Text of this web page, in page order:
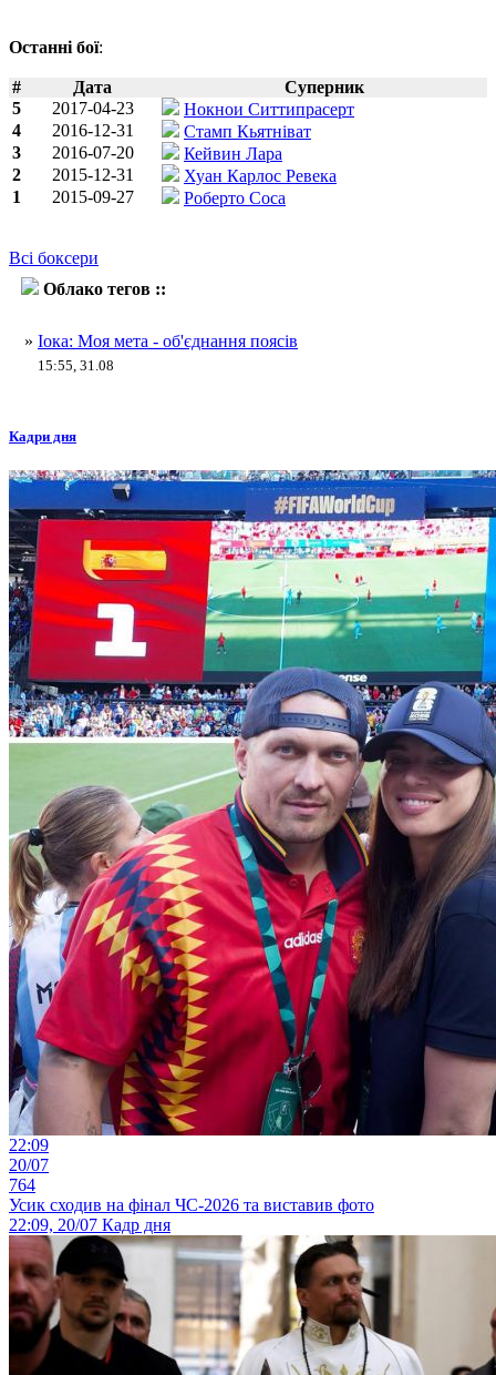
Останні бої:
# Дата
Суперник
5
2017-04-23
Нокнои Ситтипрасерт
4
2016-12-31
Стамп Кьятніват
3
2016-07-20
Кейвин Лара
2
2015-12-31
Хуан Карлос Ревека
1
2015-09-27 Роберто Соса
Всі боксери
Облако тегов ::
» Іока: Моя мета - об'єднання поясів
15:55, 31.08
Кадри дня
22:09
20/07
764
Усик сходив на фінал ЧС-2026 та виставив фото
22:09, 20/07 Кадр дня